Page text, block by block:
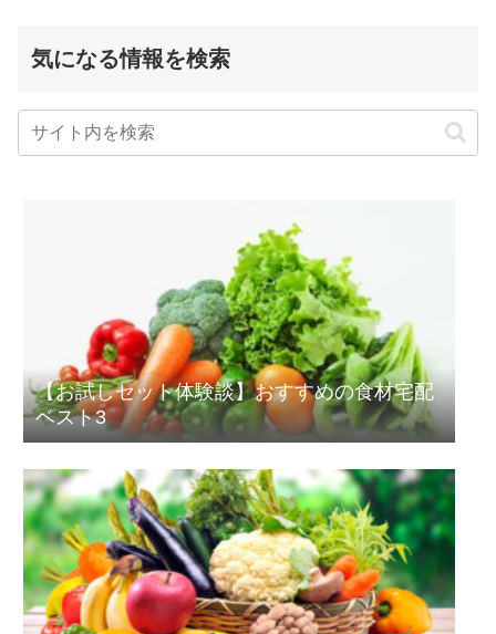
気になる情報を検索
【お試しセット体験談】おすすめの食材宅配
ベスト3